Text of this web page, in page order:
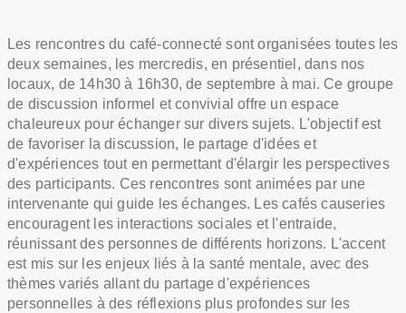
Les rencontres du café-connecté sont organisées toutes les
deux semaines, les mercredis, en présentiel, dans nos
locaux, de 14h30 à 16h30, de septembre à mai. Ce groupe
de discussion informel et convivial offre un espace
chaleureux pour échanger sur divers sujets. L'objectif est
de favoriser la discussion, le partage d'idées et
d'expériences tout en permettant d'élargir les perspectives
des participants. Ces rencontres sont animées par une
intervenante qui guide les échanges. Les cafés causeries
encouragent les interactions sociales et l'entraide,
réunissant des personnes de différents horizons. L'accent
est mis sur les enjeux liés à la santé mentale, avec des
thèmes variés allant du partage d'expériences
personnelles à des réflexions plus profondes sur les